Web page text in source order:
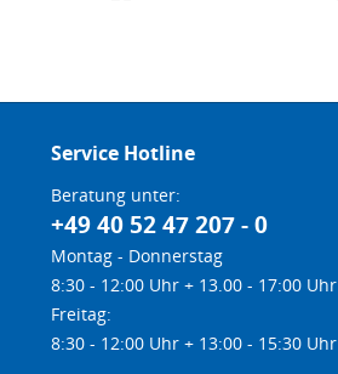
Service Hotline
Beratung unter:
+49 40 52 47 207 - 0
Montag - Donnerstag
8:30 - 12:00 Uhr + 13.00 - 17:00 Uhr
Freitag:
8:30 - 12:00 Uhr + 13:00 - 15:30 Uhr